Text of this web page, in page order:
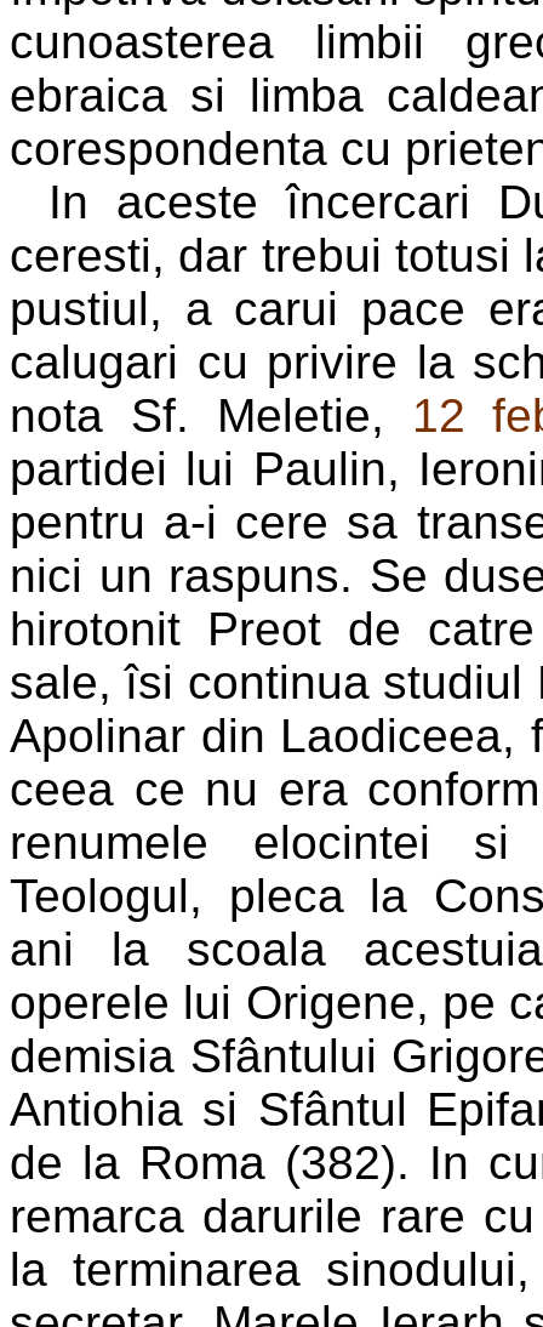
cunoasterea limbii
ebraica si limba
corespondenta cu
In aceste încercari
ceresti, dar trebui totusi
pustiul, a carui pace
calugari cu privire la
nota Sf. Meletie, 12
partidei lui Paulin,
pentru a-i cere sa
nici un raspuns. Se
hirotonit Preot de
sale, îsi continua studiul
Apolinar din Laodiceea,
ceea ce nu era
renumele elocintei si
Teologul, pleca la
ani la scoala
operele lui Origene, pe
demisia Sfântului
Antiohia si Sfântul
de la Roma (382). In
remarca darurile rare
la terminarea